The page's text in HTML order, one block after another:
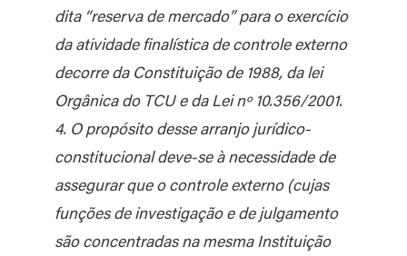
dita “reserva de mercado” para o exercício
da atividade finalística de controle externo
decorre da Constituição de 1988, da lei
Orgânica do TCU e da Lei nº 10.356/2001.
4. O propósito desse arranjo jurídico-
constitucional deve-se à necessidade de
assegurar que o controle externo (cujas
funções de investigação e de julgamento
são concentradas na mesma Instituição